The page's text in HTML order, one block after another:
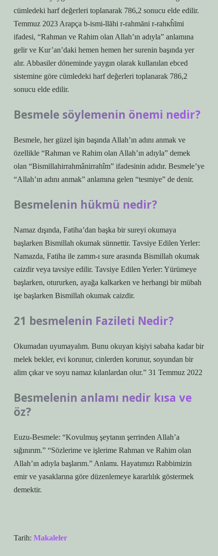
cümledeki harf değerleri toplanarak 786,2 sonucu elde edilir.
Temmuz 2023 Arapça b-ismi-llāhi r-rahmāni r-rahĸĥīmi
ifadesi, “Rahman ve Rahim olan Allah’ın adıyla” anlamına
gelir ve Kur’an’daki hemen hemen her surenin başında yer
alır. Abbasiler döneminde yaygın olarak kullanılan ebced
sistemine göre cümledeki harf değerleri toplanarak 786,2
sonucu elde edilir.
Besmele söylemenin önemi nedir?
Besmele, her güzel işin başında Allah’ın adını anmak ve
özellikle “Rahman ve Rahim olan Allah’ın adıyla” demek
olan “Bismillahirrahmânirrahîm” ifadesinin adıdır. Besmele’ye
“Allah’ın adını anmak” anlamına gelen “tesmiye” de denir.
Besmelenin hükmü nedir?
Namaz dışında, Fatiha’dan başka bir sureyi okumaya
başlarken Bismillah okumak sünnettir. Tavsiye Edilen Yerler:
Namazda, Fatiha ile zamm-ı sure arasında Bismillah okumak
caizdir veya tavsiye edilir. Tavsiye Edilen Yerler: Yürümeye
başlarken, otururken, ayağa kalkarken ve herhangi bir mübah
işe başlarken Bismillah okumak caizdir.
21 besmelenin Fazileti Nedir?
Okumadan uyumayalım. Bunu okuyan kişiyi sabaha kadar bir
melek bekler, evi korunur, cinlerden korunur, soyundan bir
alim çıkar ve soyu namaz kılanlardan olur.” 31 Temmuz 2022
Besmelenin anlamı nedir kısa ve
öz?
Euzu-Besmele: “Kovulmuş şeytanın şerrinden Allah’a
sığınırım.” “Sözlerime ve işlerime Rahman ve Rahim olan
Allah’ın adıyla başlarım.” Anlamı. Hayatımızı Rabbimizin
emir ve yasaklarına göre düzenlemeye kararlılık göstermek
demektir.
Tarih: Makaleler